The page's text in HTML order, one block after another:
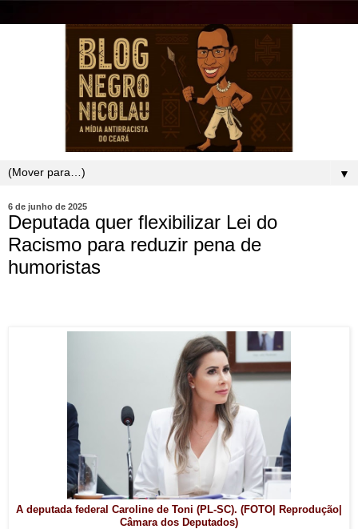
▼
6 de junho de 2025
Deputada quer flexibilizar Lei do
Racismo para reduzir pena de
humoristas
A deputada federal Caroline de Toni (PL-SC). (FOTO| Reprodução|
Câmara dos Deputados)